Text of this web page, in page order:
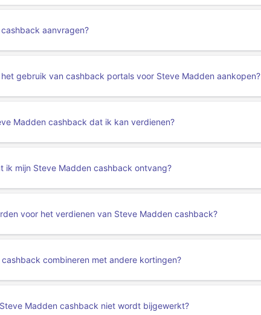
aanvragen?
gebruik van cashback portals voor Steve Madden aankopen?
Madden cashback dat ik kan verdienen?
ik mijn Steve Madden cashback ontvang?
voor het verdienen van Steve Madden cashback?
combineren met andere kortingen?
Madden cashback niet wordt bijgewerkt?